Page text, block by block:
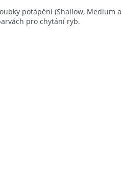
potápění (Shallow, Medium
pro chytání ryb.